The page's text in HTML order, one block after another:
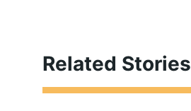
Related Stories